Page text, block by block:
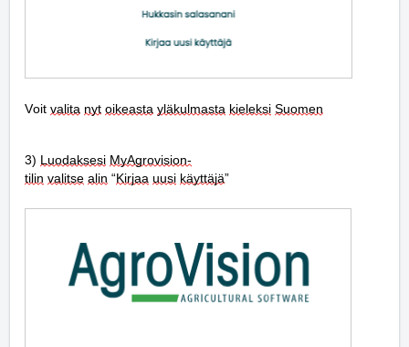
Voit valita nyt oikeasta yläkulmasta kieleksi Suomen
3) Luodaksesi MyAgrovision-
tilin valitse alin “Kirjaa uusi käyttäjä”